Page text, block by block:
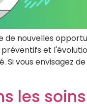
nouvelles
et
vous envisagez